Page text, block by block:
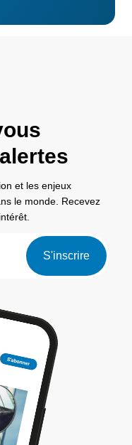
et les enjeux
le monde. Recevez
S'inscrire